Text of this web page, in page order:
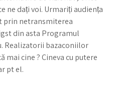
ne dați voi. Urmariți audiența
prin netransmiterea
din asta Programul
Realizatorii bazaconiilor
mai cine ? Cineva cu putere
pt el.